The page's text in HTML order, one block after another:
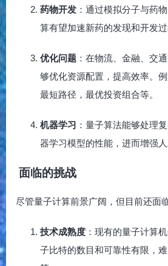
药物开发 ：通过模拟分子与药
算有望加速新药的发现和开发过
优化问题 ：在物流、金融、交
够优化资源配置，提高效率。
最短路径，最优投资组合等。
机器学习 ：量子算法能够处理
器学习模型的性能，进而增强人
面临的挑战
尽管量子计算前景广阔，但目前还面
技术成熟度 ：现有的量子计算
子比特的数目和可靠性有限，